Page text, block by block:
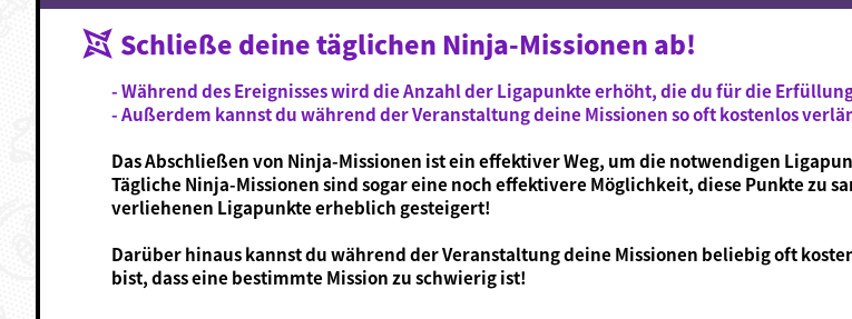
Schließe deine täglichen Ninja-Missionen ab!
- Während des Ereignisses wird die Anzahl der Ligapunkte erhöht, die du für die
- Außerdem kannst du während der Veranstaltung deine Missionen so oft kostenlos
Das Abschließen von Ninja-Missionen ist ein effektiver Weg, um die notwendigen
Tägliche Ninja-Missionen sind sogar eine noch effektivere Möglichkeit, diese Punkte zu
verliehenen Ligapunkte erheblich gesteigert!
Darüber hinaus kannst du während der Veranstaltung deine Missionen beliebig oft
bist, dass eine bestimmte Mission zu schwierig ist!